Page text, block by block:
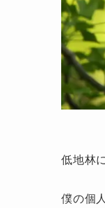
低地林
僕の個